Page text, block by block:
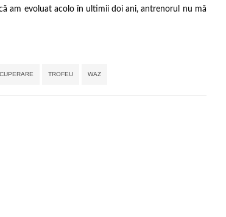
am evoluat acolo în ultimii doi ani, antrenorul nu mă
TROFEU WAZ